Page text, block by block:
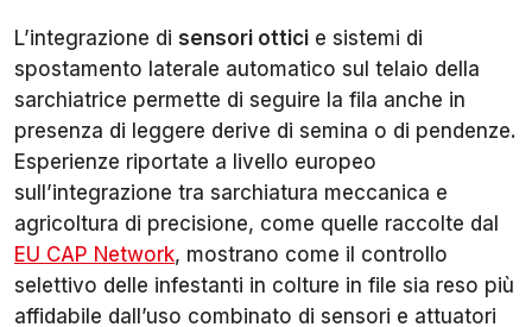
L’integrazione di sensori ottici e sistemi di
spostamento laterale automatico sul telaio della
sarchiatrice permette di seguire la fila anche in
presenza di leggere derive di semina o di pendenze.
Esperienze riportate a livello europeo
sull’integrazione tra sarchiatura meccanica e
agricoltura di precisione, come quelle raccolte dal
EU CAP Network, mostrano come il controllo
selettivo delle infestanti in colture in file sia reso più
affidabile dall’uso combinato di sensori e attuatori